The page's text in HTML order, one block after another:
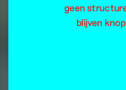
geen
blijven